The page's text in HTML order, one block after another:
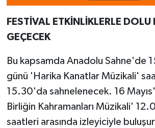
FESTİVAL ETKİNLİKLERLE DOLU
GEÇECEK
Bu kapsamda Anadolu Sahne'de
günü 'Harika Kanatlar Müzikali'
15.30'da sahnelenecek. 16
Birliğin Kahramanları Müzikali'
saatleri arasında izleyiciyle